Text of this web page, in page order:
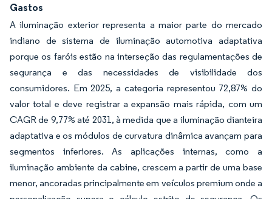
Gastos
A iluminação exterior representa a maior parte do mercado
indiano de sistema de iluminação automotiva adaptativa
porque os faróis estão na interseção das regulamentações de
segurança e das necessidades de visibilidade dos
consumidores. Em 2025, a categoria representou 72,87% do
valor total e deve registrar a expansão mais rápida, com um
CAGR de 9,77% até 2031, à medida que a iluminação dianteira
adaptativa e os módulos de curvatura dinâmica avançam para
segmentos inferiores. As aplicações internas, como a
iluminação ambiente da cabine, crescem a partir de uma base
menor, ancoradas principalmente em veículos premium onde a